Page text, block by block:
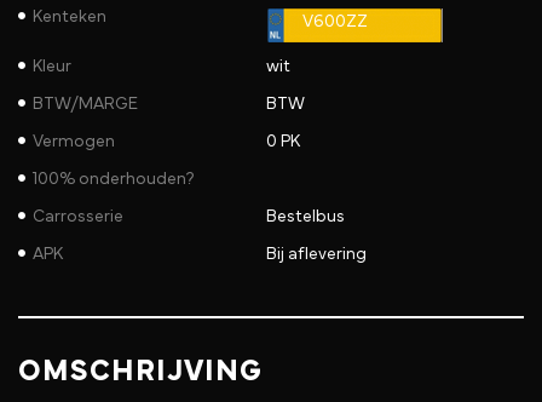
Kenteken V600ZZ
Kleur wit
BTW/MARGE BTW
Vermogen 0 PK
100% onderhouden?
Carrosserie Bestelbus
APK Bij aflevering
OMSCHRIJVING